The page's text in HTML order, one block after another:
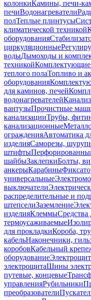
колонкиКамины, печи-
печиВодонагреватели
полТеплые плинтусы
климатической техникой
оборудования
циркуляционные
водыДымоходы и
техникойКомплектующие
теплого полаТопливо и
оборудования
для каминов, печей
водонагревателей
вантузыПрочистные
канализацииТрубы,
канализационные
огражденияАвтоматика
изделияСаморезы,
штифты
шайбыЗаклепкиБолты,
анкерыКарабины
универсальные
выключатели
распределительные и
штепселиЗаземление
изделияКлеммыСредства
термоусаживаемые
для прокладкиКороба,
кабельНаконечники,
коробовКабельный
оборудование
электрощитаШины
путевые, концевые
управленияРубильники
преобразователи